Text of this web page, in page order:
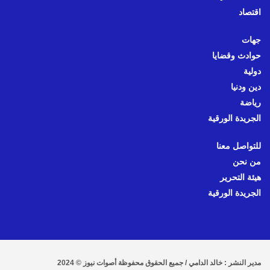
اقتصاد
جهات
حوادث وقضايا
دولية
دين ودنيا
رياضة
الجريدة الورقية
للتواصل معنا
من نحن
هيئة التحرير
الجريدة الورقية
مدير النشر : خالد الدامي / جميع الحقوق محفوظة أصوات نيوز © 2024